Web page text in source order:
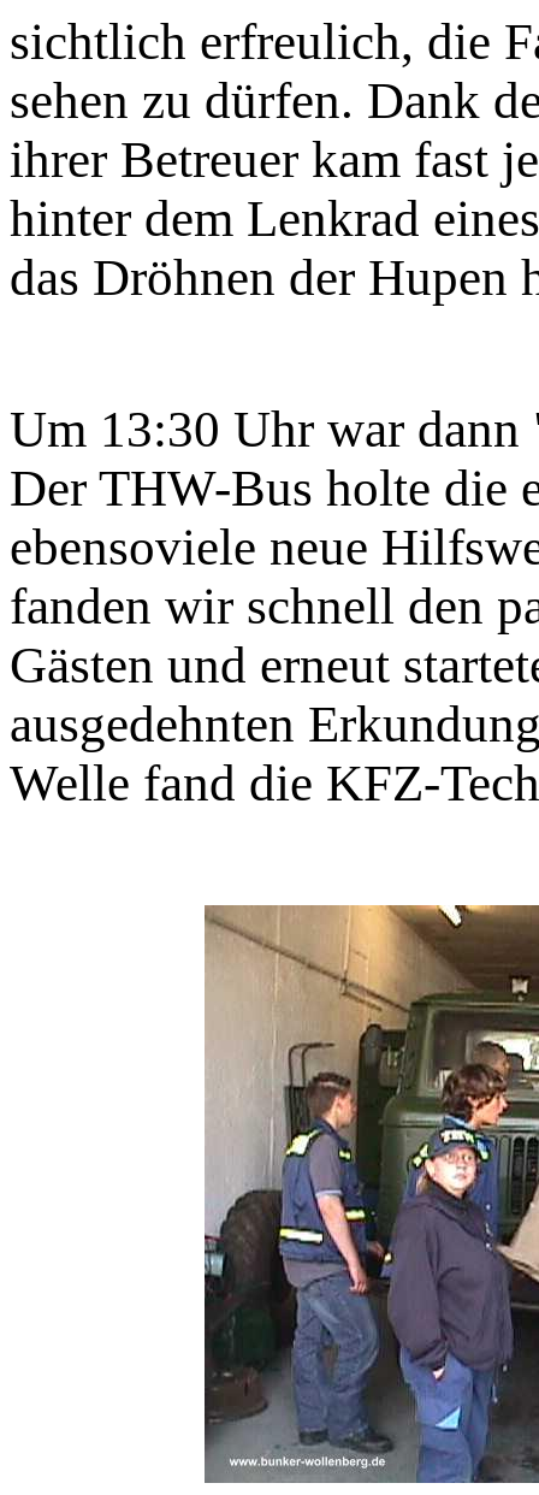
sichtlich erfreulich, die
sehen zu dürfen. Dank
ihrer Betreuer kam fast
hinter dem Lenkrad
das Dröhnen der Hupen
Um 13:30 Uhr war dann
Der THW-Bus holte die
ebensoviele neue
fanden wir schnell den
Gästen und erneut
ausgedehnten
Welle fand die KFZ-